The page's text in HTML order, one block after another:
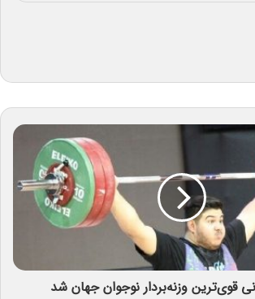
قوی‌ترین وزنه‌بردار نوجوان جهان شد